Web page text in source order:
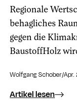
Regionale
behagliches
gegen die
BaustoffHolz
Wolfgang Schober/
Artikel lesen